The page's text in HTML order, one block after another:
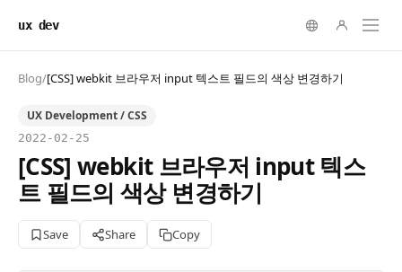
ux dev
Blog/[CSS] webkit 브라우저 input 텍스트 필드의 색상 변경하기
UX Development / CSS
2022-02-25
[CSS] webkit 브라우저 input 텍스
트 필드의 색상 변경하기
Save Share Copy